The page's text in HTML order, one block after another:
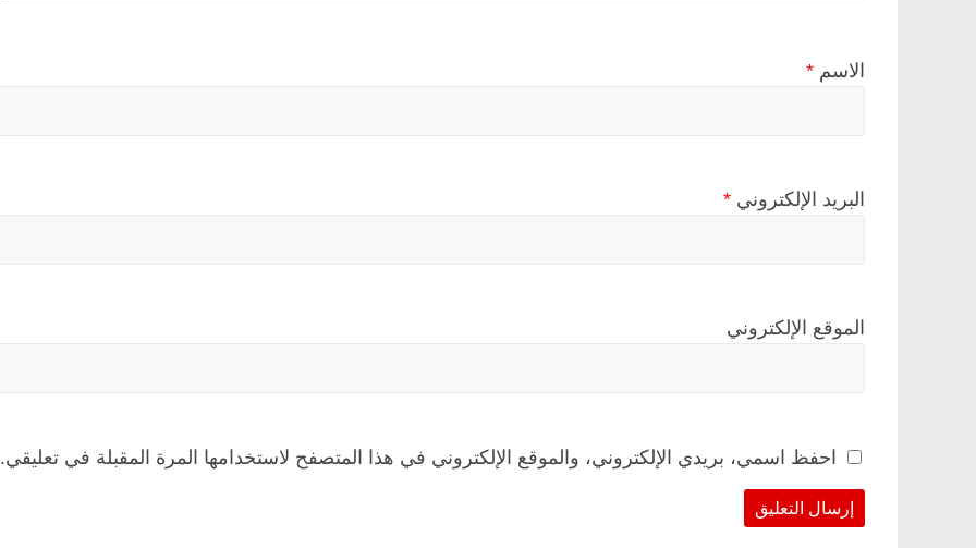
الاسم *
البريد الإلكتروني *
الموقع الإلكتروني
احفظ اسمي، بريدي الإلكتروني، والموقع الإلكتروني في هذا المتصفح لاستخدامها المرة المقبلة في تعليقي.